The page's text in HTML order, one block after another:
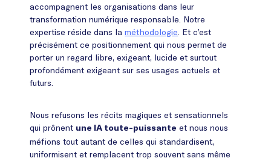
accompagnent les organisations dans leur
transformation numérique responsable. Notre
expertise réside dans laméthodologie . Et c’est
précisément ce positionnement qui nous permet de
porter un regard libre, exigeant, lucide et surtout
profondément exigeant sur ses usages actuels et
futurs.
Nous refusons les récits magiques et sensationnels
qui prônent une IA toute-puissante et nous nous
méfions tout autant de celles qui standardisent,
uniformisent et remplacent trop souvent sans même